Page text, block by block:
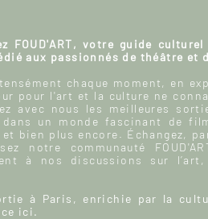
FOUD'ART, votre guide
aux passionnés de théâtre et
chaque moment, en
pour l'art et la culture ne
avec nous les meilleures
dans un monde fascinant de
bien plus encore. Échangez,
notre communauté
à nos discussions sur
à Paris, enrichie par la
ici.